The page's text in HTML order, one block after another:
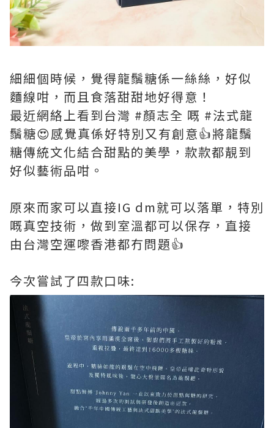
細細個時候，覺得龍鬚糖係一絲絲，好似
麵線咁，而且食落甜甜地好得意！
最近網絡上看到台灣 #顏志全 嘅 #法式龍
鬚糖😍感覺真係好特別又有創意👍將龍鬚
糖傳統文化結合甜點的美學，款款都靚到
好似藝術品咁。
原來而家可以直接IG dm就可以落單，特別
嘅真空技術，做到室溫都可以保存，直接
由台灣空運嚟香港都冇問題👍
今次嘗試了四款口味: